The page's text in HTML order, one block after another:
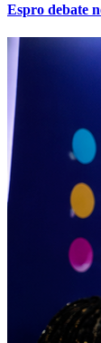
Espro debate